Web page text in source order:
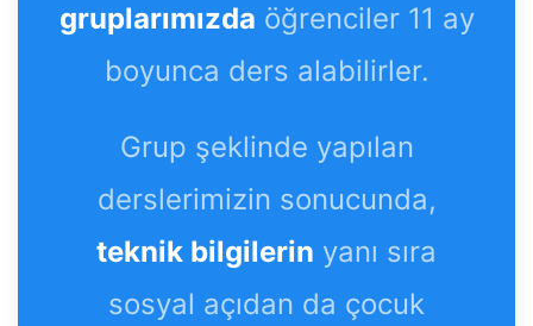
gruplarımızda öğrenciler 11 ay
boyunca ders alabilirler.
Grup şeklinde yapılan
derslerimizin sonucunda,
teknik bilgilerin yanı sıra
sosyal açıdan da çocuk